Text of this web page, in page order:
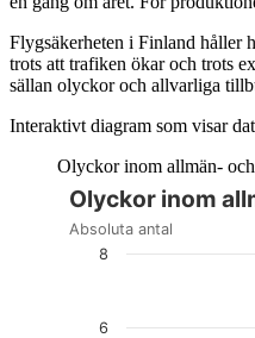
Flygsäkerheten i Finland håller
trots att trafiken ökar och trots
sällan olyckor och allvarliga
Interaktivt diagram som visar
Olyckor inom allmän-
Diagrammet är
Olyckor inom
Absoluta antal
6
8